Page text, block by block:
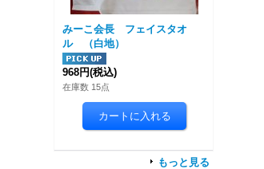
みーこ会長 フェイスタオ
ル （白地）
968円(税込)
在庫数 15点
もっと見る